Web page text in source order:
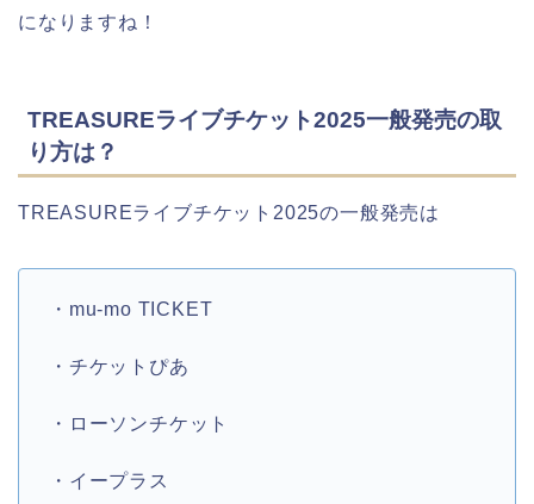
になりますね！
TREASUREライブチケット2025一般発売の取
り方は？
TREASUREライブチケット2025の一般発売は
・mu-mo TICKET
・チケットぴあ
・ローソンチケット
・イープラス